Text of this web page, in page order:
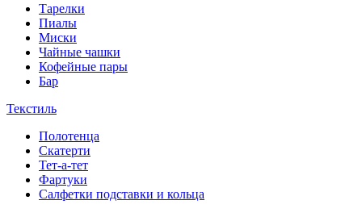
Тарелки
Пиалы
Миски
Чайные чашки
Кофейные пары
Бар
Текстиль
Полотенца
Скатерти
Тет-а-тет
Фартуки
Салфетки подставки и кольца